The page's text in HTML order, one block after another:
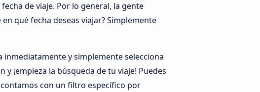
de viaje. Por lo general, la gente
qué fecha deseas viajar? Simplemente
inmediatamente y simplemente selecciona
¡empieza la búsqueda de tu viaje! Puedes
contamos con un filtro específico por